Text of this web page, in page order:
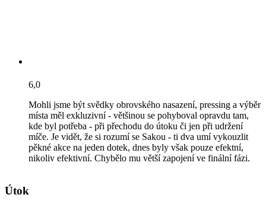
6,0
Mohli jsme být svědky obrovského nasazení, pressing a výběr
místa měl exkluzivní - většinou se pohyboval opravdu tam,
kde byl potřeba - při přechodu do útoku či jen při udržení
míče. Je vidět, že si rozumí se Sakou - ti dva umí vykouzlit
pěkné akce na jeden dotek, dnes byly však pouze efektní,
nikoliv efektivní. Chybělo mu větší zapojení ve finální fázi.
Útok